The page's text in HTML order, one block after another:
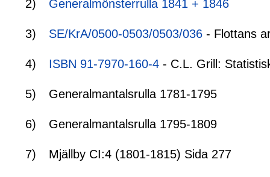
2) Generalmönsterrulla 1841 + 1846
3) SE/KrA/0500-0503/0503/036 - Flottans
4) ISBN 91-7970-160-4 - C.L. Grill:
5) Generalmantalsrulla 1781-1795
6) Generalmantalsrulla 1795-1809
7) Mjällby CI:4 (1801-1815) Sida 277